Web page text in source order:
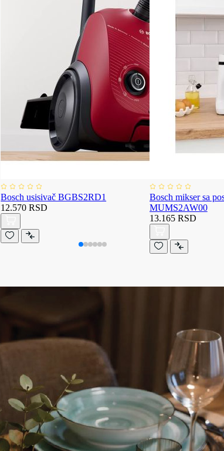
Bosch usisivač BGBS2RD1
12.570 RSD
Bosch mikser sa
MUMS2AW00
13.165 RSD